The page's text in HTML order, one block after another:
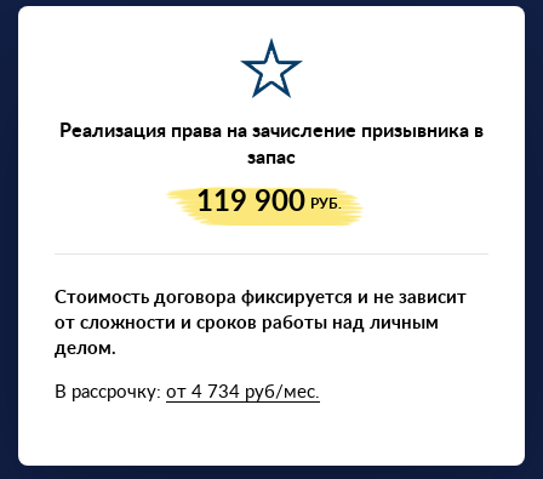
Реализация права на зачисление призывника в
запас
119 900 РУБ.
Стоимость договора фиксируется и не зависит
от сложности и сроков работы над личным
делом.
В рассрочку: от 4 734 руб/мес.